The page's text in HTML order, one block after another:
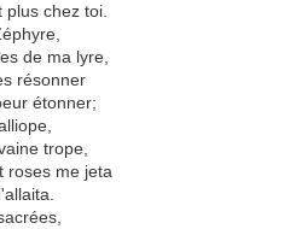
chez toi.
de ma lyre,
résonner
étonner;
trope,
roses me jeta